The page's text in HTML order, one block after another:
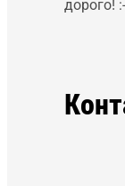
дорого!